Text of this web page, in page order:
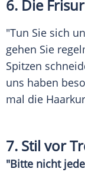
6. Die
"Tun Sie sich
gehen Sie
Spitzen
uns haben
mal die
7. Stil vor
"Bitte nicht